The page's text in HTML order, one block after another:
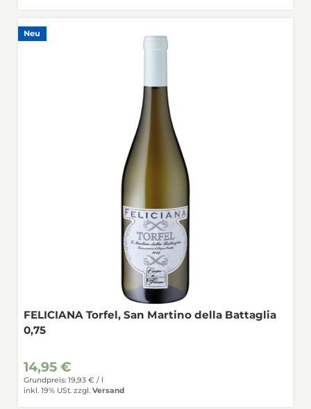
Neu
FELICIANA Torfel, San Martino della Battaglia
0,75
14,95 €
Grundpreis: 19,93 € / l
inkl. 19% USt. zzgl. Versand